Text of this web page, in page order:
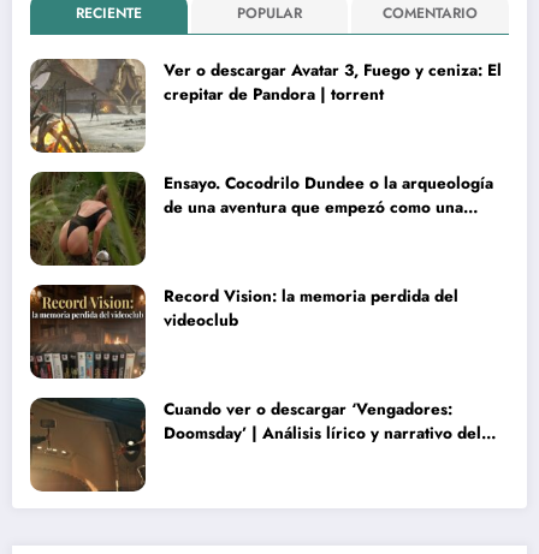
RECIENTE POPULAR COMENTARIO
Ver o descargar Avatar 3, Fuego y ceniza: El
crepitar de Pandora | torrent
Ensayo. Cocodrilo Dundee o la arqueología
de una aventura que empezó como una
Record Vision: la memoria perdida del
videoclub
Cuando ver o descargar ‘Vengadores:
Doomsday’ | Análisis lírico y narrativo del